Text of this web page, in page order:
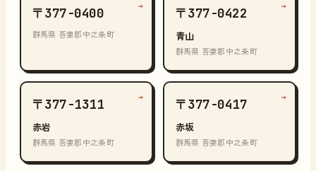
〒377-0400
群馬県 吾妻郡中之条町
→ 〒377-0422
青山
群馬県 吾妻郡中之条町
→
〒377-1311
赤岩
群馬県 吾妻郡中之条町
→ 〒377-0417
赤坂
群馬県 吾妻郡中之条町
→